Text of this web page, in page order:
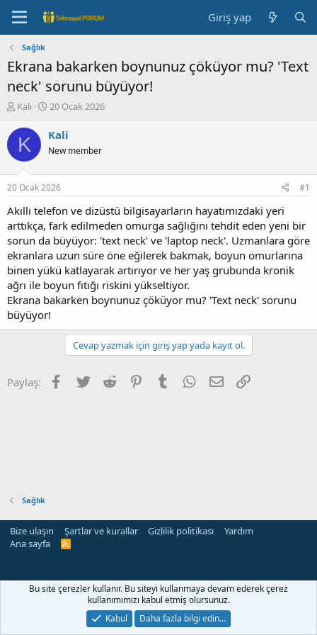
Giriş yap
Sağlık
Ekrana bakarken boynunuz çöküyor mu? 'Text
neck' sorunu büyüyor!
K
n
b
u
u
b
a
ş
l
a
t
a
n
Kali
B
ş
a
g
ı
ç
t
a
r
i
h
i
20 Ocak 2026
K Kali
New member
20 Ocak 2026 #1
Akıllı telefon ve dizüstü bilgisayarların hayatımızdaki yeri
arttıkça, fark edilmeden omurga sağlığını tehdit eden yeni bir
sorun da büyüyor: 'text neck' ve 'laptop neck'. Uzmanlara göre
ekranlara uzun süre öne eğilerek bakmak, boyun omurlarına
binen yükü katlayarak artırıyor ve her yaş grubunda kronik
ağrı ile boyun fıtığı riskini yükseltiyor.
Ekrana bakarken boynunuz çöküyor mu? 'Text neck' sorunu
büyüyor!
Cevap yazmak için giriş yap yada kayıt ol.
Paylaş: Facebook
Twitter Reddit PinterestTumblr WhatsApp
E-posta
Sağlık
Bize ulaşın Şartlar ve kurallar Gizlilik politikası
Yardım
Ana sayfa
R
Bu site çerezler kullanır. Bu siteyi kullanmaya devam ederek çerez
kullanımımızı kabul etmiş olursunuz.
Kabul
Daha fazla bilgi edin…